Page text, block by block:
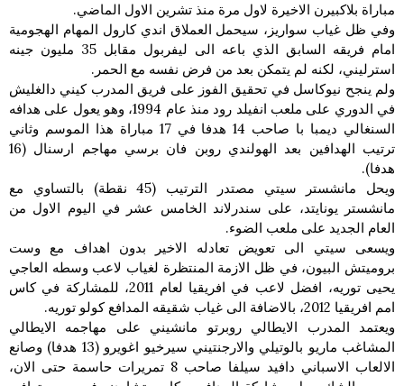
مباراة بلاكبيرن الاخيرة لاول مرة منذ تشرين الاول الماضي.
وفي ظل غياب سواريز، سيحمل العملاق اندي كارول المهام الهجومية
امام فريقه السابق الذي باعه الى ليفربول مقابل 35 مليون جينه
استرليني، لكنه لم يتمكن بعد من فرض نفسه مع الحمر.
ولم ينجح نيوكاسل في تحقيق الفوز على فريق المدرب كيني دالغليش
في الدوري على ملعب انفيلد رود منذ عام 1994، وهو يعول على هدافه
السنغالي ديمبا با صاحب 14 هدفا في 17 مباراة هذا الموسم وثاني
ترتيب الهدافين بعد الهولندي روبن فان برسي مهاجم ارسنال (16
هدفا).
ويحل مانشستر سيتي مصتدر الترتيب (45 نقطة) بالتساوي مع
مانشستر يونايتد، على سندرلاند الخامس عشر في اليوم الاول من
العام الجديد على ملعب الضوء.
ويسعى سيتي الى تعويض تعادله الاخير بدون اهداف مع وست
بروميتش البيون، في ظل الازمة المنتظرة لغياب لاعب وسطه العاجي
يحيى توريه، افضل لاعب في افريقيا لعام 2011، للمشاركة في كاس
امم افريقيا 2012، بالاضافة الى غياب شقيقه المدافع كولو توريه.
ويعتمد المدرب الايطالي روبرتو مانشيني على مهاجمه الايطالي
المشاغب ماريو بالوتيلي والارجنتيني سيرخيو اغويرو (13 هدفا) وصانع
الالعاب الاسباني دافيد سيلفا صاحب 8 تمريرات حاسمة حتى الان،